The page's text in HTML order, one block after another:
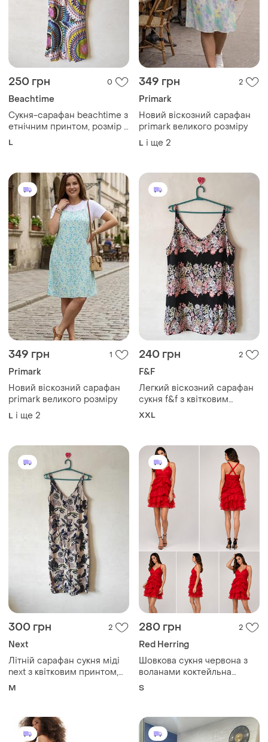
250 грн 0
Beachtime
Сукня-сарафан beachtime з
етнічним принтом, розмір l
/ 48 (eur 40)
L
349 грн 2
Primark
Новий віскозний сарафан
primark великого розміру
L і ще 2
349 грн 1
Primark
Новий віскозний сарафан
primark великого розміру
L і ще 2
240 грн 2
F&F
Легкий віскозний сарафан
сукня f&f з квітковим
принтом, розмір xxl
XXL
300 грн 2
Next
Літній сарафан сукня міді
next з квітковим принтом,
розмір 10/м/38
M
280 грн 2
Red Herring
Шовкова сукня червона з
воланами коктейльна
натуральний шовк на х/б
S